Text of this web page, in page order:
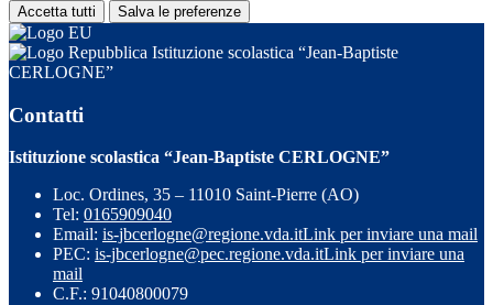
Accetta tutti Salva le preferenze
Istituzione scolastica “Jean-Baptiste
CERLOGNE”
Contatti
Istituzione scolastica “Jean-Baptiste CERLOGNE”
Loc. Ordines, 35 – 11010 Saint-Pierre (AO)
Tel: 0165909040
Email: is-jbcerlogne@regione.vda.itLink per inviare una mail
PEC: is-jbcerlogne@pec.regione.vda.itLink per inviare una
mail
C.F.: 91040800079